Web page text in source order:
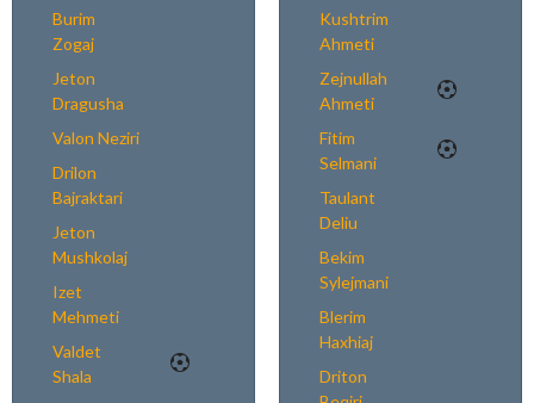
Burim
Zogaj
Jeton
Dragusha
Valon Neziri
Drilon
Bajraktari
Jeton
Mushkolaj
Izet
Mehmeti
Valdet
Shala
Kushtrim
Ahmeti
Zejnullah
Ahmeti
Fitim
Selmani
Taulant
Deliu
Bekim
Sylejmani
Blerim
Haxhiaj
Driton